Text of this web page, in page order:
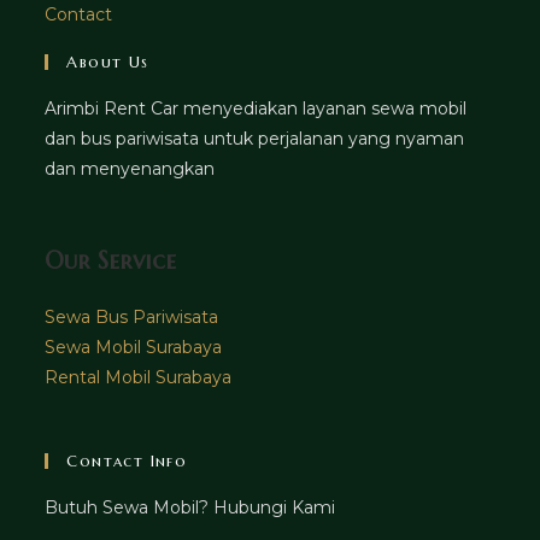
Contact
About Us
Arimbi Rent Car menyediakan layanan sewa mobil
dan bus pariwisata untuk perjalanan yang nyaman
dan menyenangkan
Our Service
Sewa Bus Pariwisata
Sewa Mobil Surabaya
Rental Mobil Surabaya
Contact Info
Butuh Sewa Mobil? Hubungi Kami